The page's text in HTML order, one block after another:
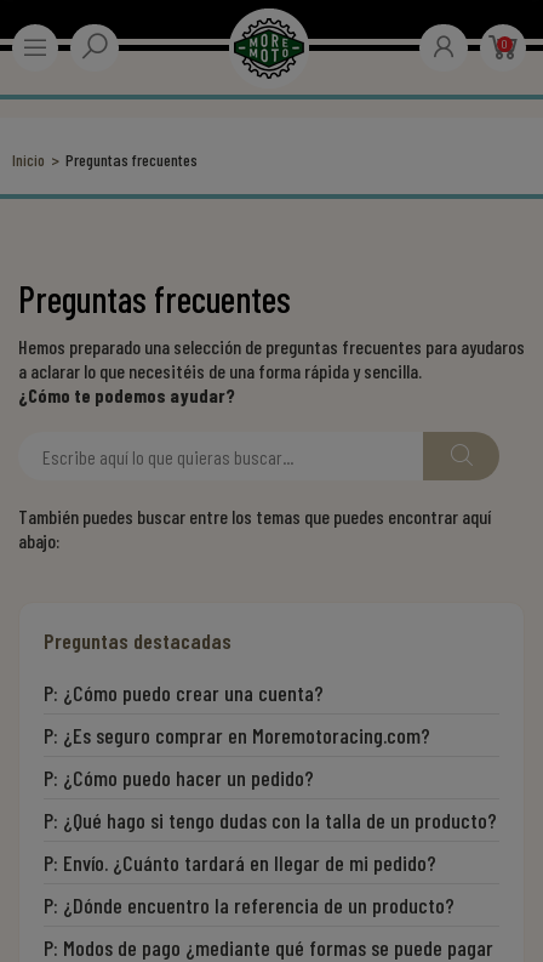
0
Inicio Preguntas frecuentes
Preguntas frecuentes
Hemos preparado una selección de preguntas frecuentes para ayudaros
a aclarar lo que necesitéis de una forma rápida y sencilla.
¿Cómo te podemos ayudar?
También puedes buscar entre los temas que puedes encontrar aquí
abajo:
Preguntas destacadas
P: ¿Cómo puedo crear una cuenta?
P: ¿Es seguro comprar en Moremotoracing.com?
P: ¿Cómo puedo hacer un pedido?
P: ¿Qué hago si tengo dudas con la talla de un producto?
P: Envío. ¿Cuánto tardará en llegar de mi pedido?
P: ¿Dónde encuentro la referencia de un producto?
P: Modos de pago ¿mediante qué formas se puede pagar